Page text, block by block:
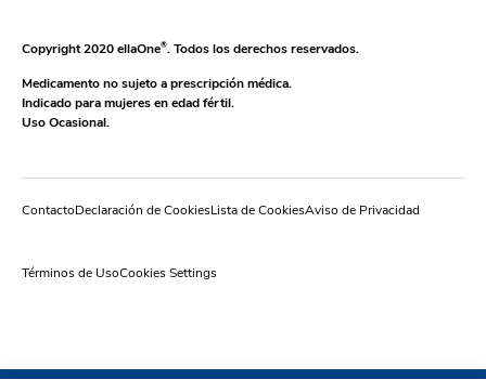
Copyright 2020 ellaOne®. Todos los derechos reservados.
Medicamento no sujeto a prescripción médica.
Indicado para mujeres en edad fértil.
Uso Ocasional.
ContactoDeclaración de CookiesLista de CookiesAviso de Privacidad
Términos de UsoCookies Settings